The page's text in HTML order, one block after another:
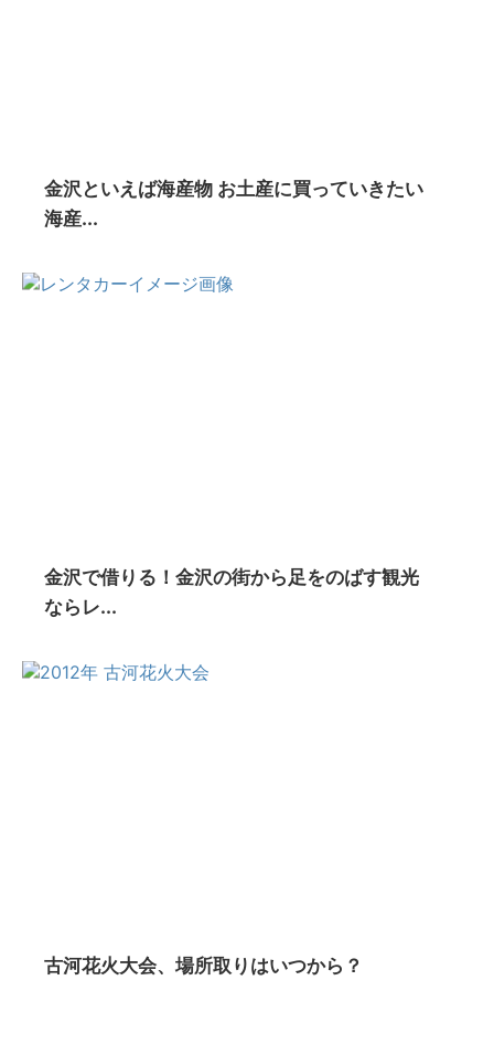
金沢といえば海産物 お土産に買っていきたい
海産...
金沢で借りる！金沢の街から足をのばす観光
ならレ...
古河花火大会、場所取りはいつから？